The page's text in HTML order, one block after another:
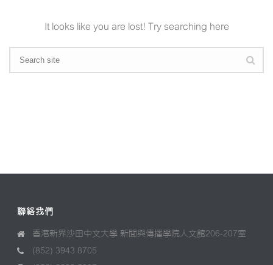
It looks like you are lost! Try searching here
聯絡我們
香港新界沙田中文大學 新聞與傳播學院人文館206-207室
(852) 3943 8705